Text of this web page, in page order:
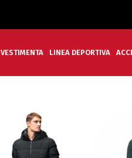
VESTIMENTA LINEA DEPORTIVA